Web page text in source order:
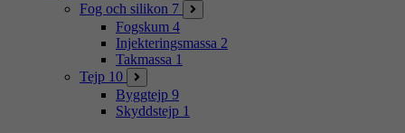
Fog och silikon 7
Fogskum 4
Injekteringsmassa 2
Takmassa 1
Tejp 10
Byggtejp 9
Skyddstejp 1